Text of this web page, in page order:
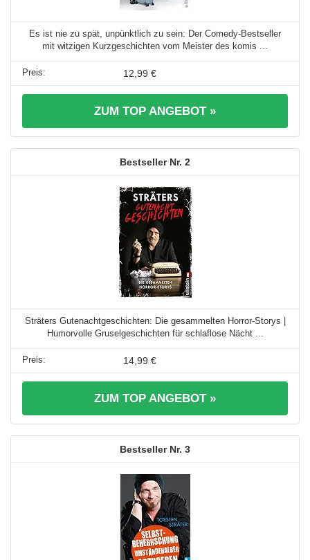
Es ist nie zu spät, unpünktlich zu sein: Der Comedy-Bestseller
mit witzigen Kurzgeschichten vom Meister des komis ...
12,99 €
ZUM TOP ANGEBOT »
2
Sträters Gutenachtgeschichten: Die gesammelten Horror-Storys |
Humorvolle Gruselgeschichten für schlaflose Nächt ...
14,99 €
ZUM TOP ANGEBOT »
3